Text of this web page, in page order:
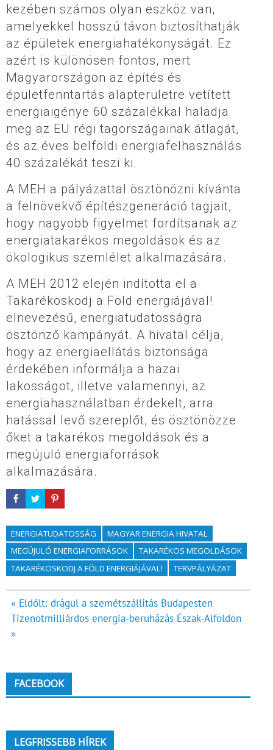
kezében számos olyan eszköz van,
amelyekkel hosszú távon biztosíthatják
az épületek energiahatékonyságát. Ez
azért is különösen fontos, mert
Magyarországon az építés és
épületfenntartás alapterületre vetített
energiaigénye 60 százalékkal haladja
meg az EU régi tagországainak átlagát,
és az éves belföldi energiafelhasználás
40 százalékát teszi ki.
A MEH a pályázattal ösztönözni kívánta
a felnövekvő építészgeneráció tagjait,
hogy nagyobb figyelmet fordítsanak az
energiatakarékos megoldások és az
ökologikus szemlélet alkalmazására.
A MEH 2012 elején indította el a
Takarékoskodj a Föld energiájával!
elnevezésű, energiatudatosságra
ösztönző kampányát. A hivatal célja,
hogy az energiaellátás biztonsága
érdekében informálja a hazai
lakosságot, illetve valamennyi, az
energiahasználatban érdekelt, arra
hatással levő szereplőt, és ösztönözze
őket a takarékos megoldások és a
megújuló energiaforrások
alkalmazására.
ENERGIATUDATOSSÁG
MAGYAR ENERGIA HIVATAL
MEGÚJULÓ ENERGIAFORRÁSOK
TAKARÉKOS MEGOLDÁSOK
TAKARÉKOSKODJ A FÖLD ENERGIÁJÁVAL!
TERVPÁLYÁZAT
Bejegyzés
navigáció
« Eldőlt: drágul a szemétszállítás Budapesten
Tizenötmilliárdos energia-beruházás Észak-Alföldön
»
FACEBOOK
LEGFRISSEBB HÍREK